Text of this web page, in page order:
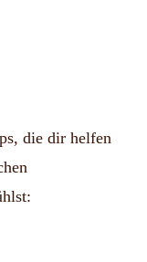
die dir helfen